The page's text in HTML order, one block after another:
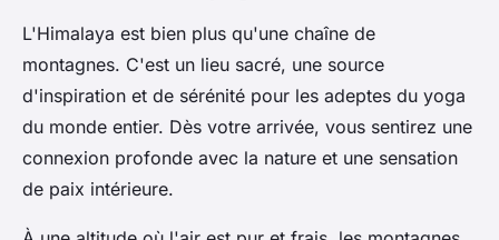
L'Himalaya est bien plus qu'une chaîne de
montagnes. C'est un lieu sacré, une source
d'inspiration et de sérénité pour les adeptes du yoga
du monde entier. Dès votre arrivée, vous sentirez une
connexion profonde avec la nature et une sensation
de paix intérieure.